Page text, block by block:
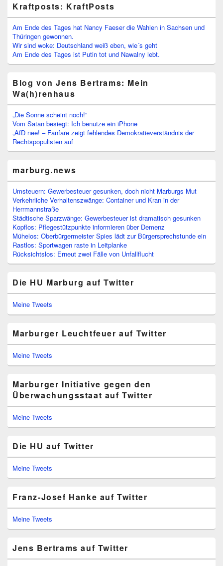
Kraftposts: KraftPosts
Am Ende des Tages hat Nancy Faeser die Wahlen in Sachsen und
Thüringen gewonnen.
Wir sind woke: Deutschland weiß eben, wie´s geht
Am Ende des Tages ist Putin tot und Nawalny lebt.
Blog von Jens Bertrams: Mein
Wa(h)renhaus
„Die Sonne scheint noch!“
Vom Satan besiegt: Ich benutze ein iPhone
„AfD nee! – Fanfare zeigt fehlendes Demokratieverständnis der
Rechtspopulisten auf
marburg.news
Umsteuern: Gewerbesteuer gesunken, doch nicht Marburgs Mut
Verkehrliche Verhaltenszwänge: Container und Kran in der
Herrmannstraße
Städtische Sparzwänge: Gewerbesteuer ist dramatisch gesunken
Kopflos: Pflegestützpunkte informieren über Demenz
Mühelos: Oberbürgermeister Spies lädt zur Bürgersprechstunde ein
Rastlos: Sportwagen raste in Leitplanke
Rücksichtslos: Erneut zwei Fälle von Unfallflucht
Die HU Marburg auf Twitter
Meine Tweets
Marburger Leuchtfeuer auf Twitter
Meine Tweets
Marburger Initiative gegen den
Überwachungsstaat auf Twitter
Meine Tweets
Die HU auf Twitter
Meine Tweets
Franz-Josef Hanke auf Twitter
Meine Tweets
Jens Bertrams auf Twitter